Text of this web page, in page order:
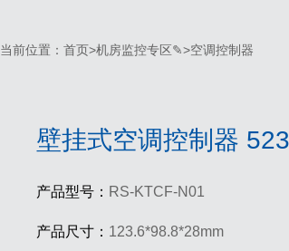
当前位置： 首页>机房监控专区✎>空调控制器
壁挂式空调控制器 523
产品型号： RS-KTCF-N01
产品尺寸： 123.6*98.8*28mm